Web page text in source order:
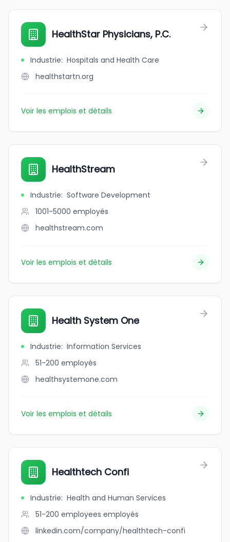
HealthStar Physicians, P.C.
Industrie: Hospitals and Health Care
healthstartn.org
Voir les emplois et détails
HealthStream
Industrie: Software Development
1001-5000 employés
healthstream.com
Voir les emplois et détails
Health System One
Industrie: Information Services
51-200 employés
healthsystemone.com
Voir les emplois et détails
Healthtech Confi
Industrie: Health and Human Services
51-200 employees employés
linkedin.com/company/healthtech-confi